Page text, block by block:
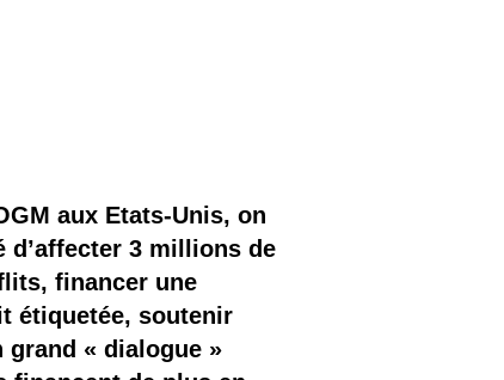
aux Etats-Unis, on
d’affecter 3 millions de
financer une
étiquetée, soutenir
« dialogue »